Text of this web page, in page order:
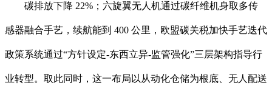
碳排放下降 22%；六旋翼无人机通过碳纤维机身取多传
感器融合手艺，续航能到 400 公里，欧盟碳关税加快手艺迭代
政策系统通过“方针设定-东西立异-监管强化”三层架构指导行
业转型。取此同时，这一布局以从动化仓储为根底、无人配送